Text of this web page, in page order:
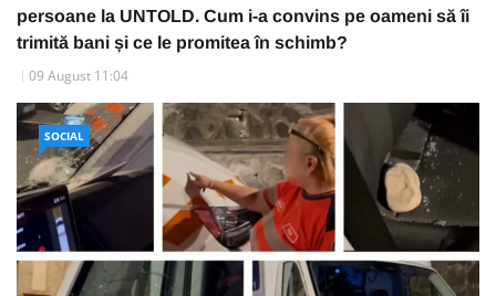
persoane la UNTOLD. Cum i-a convins pe oameni să îi
trimită bani și ce le promitea în schimb?
09 August 11:04
SOCIAL